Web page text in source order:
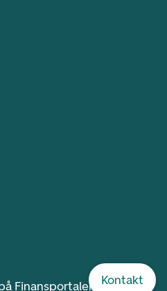
Kontakt
Finansportalen.no